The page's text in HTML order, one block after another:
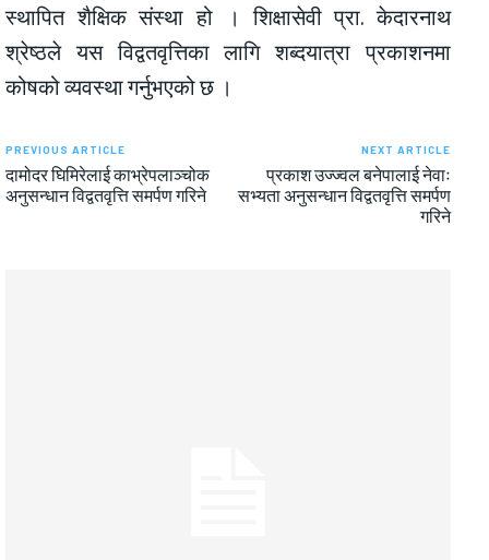
स्थापित शैक्षिक संस्था हो । शिक्षासेवी प्रा. केदारनाथ
श्रेष्ठले यस विद्वतवृत्तिका लागि शब्दयात्रा प्रकाशनमा
कोषको व्यवस्था गर्नुभएको छ ।
PREVIOUS ARTICLE
दामोदर घिमिरेलाई काभ्रेपलाञ्चोक
अनुसन्धान विद्वतवृत्ति समर्पण गरिने
NEXT ARTICLE
प्रकाश उज्ज्वल बनेपालाई नेवाः
सभ्यता अनुसन्धान विद्वतवृत्ति समर्पण
गरिने